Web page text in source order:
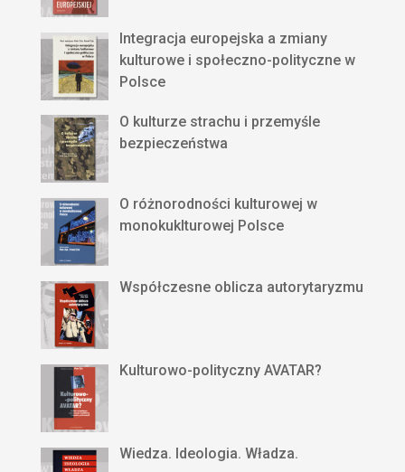
Integracja europejska a zmiany
kulturowe i społeczno-polityczne w
Polsce
O kulturze strachu i przemyśle
bezpieczeństwa
O różnorodności kulturowej w
monokuklturowej Polsce
Współczesne oblicza autorytaryzmu
Kulturowo-polityczny AVATAR?
Wiedza. Ideologia. Władza.